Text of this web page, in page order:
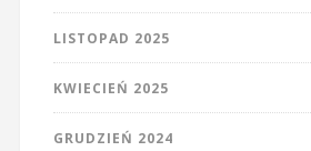
LISTOPAD 2025
KWIECIEŃ 2025
GRUDZIEŃ 2024